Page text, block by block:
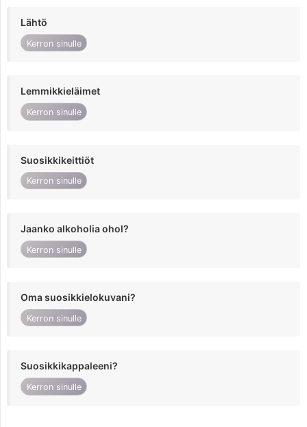
Lähtö
Kerron sinulle
Lemmikkieläimet
Kerron sinulle
Suosikkikeittiöt
Kerron sinulle
Jaanko alkoholia ohol?
Kerron sinulle
Oma suosikkielokuvani?
Kerron sinulle
Suosikkikappaleeni?
Kerron sinulle